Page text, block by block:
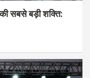
सबसे बड़ी शक्ति: